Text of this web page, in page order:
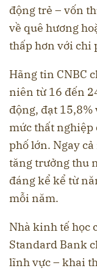
động trẻ – vốn
về quê hương
thấp hơn với chi
Hãng tin CNBC
niên từ 16 đến
động, đạt
mức thất nghiệp
phố lớn. Ngay
tăng trưởng thu
đáng kể kể từ
mỗi năm.
Nhà kinh tế học
Standard Bank
lĩnh vực – khai